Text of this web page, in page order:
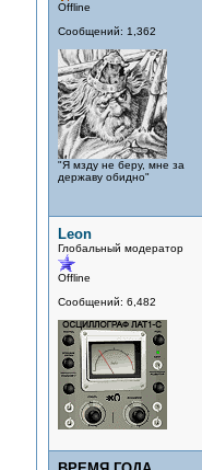
Offline
Сообщений: 1,362
"Я мзду не беру, мне за
державу обидно"
Leon
Глобальный модератор
Offline
Сообщений: 6,482